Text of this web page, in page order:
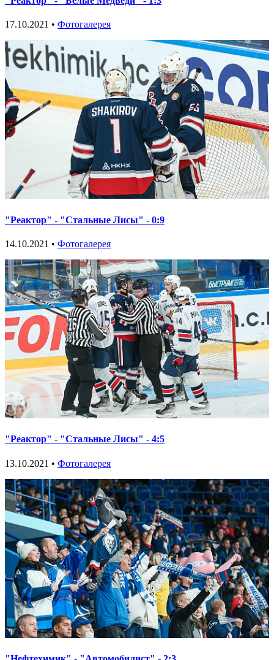
17.10.2021 • Фотогалерея
"Реактор" - "Стальные Лисы" - 0:9
14.10.2021 • Фотогалерея
"Реактор" - "Стальные Лисы" - 4:5
13.10.2021 • Фотогалерея